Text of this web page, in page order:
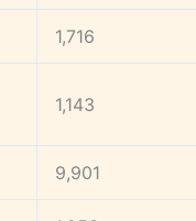
1,716
1,143
9,901